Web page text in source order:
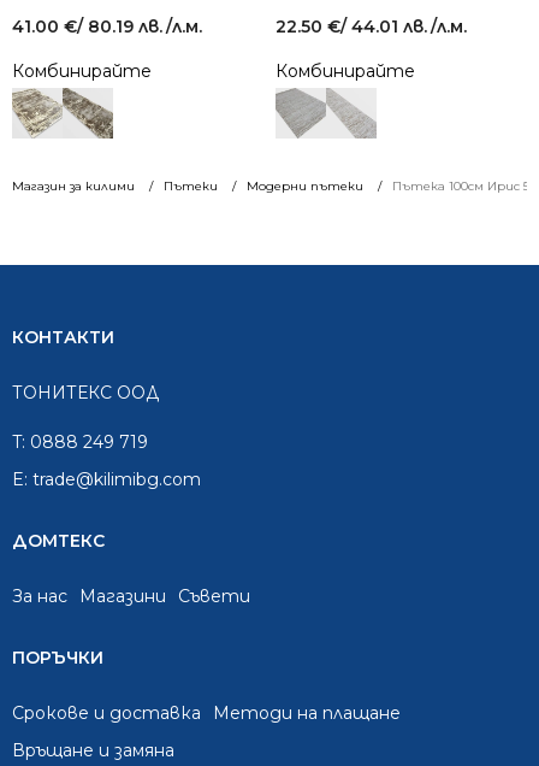
Магазин за килими Пътеки Модерни пътеки Пътека 100см Ирис
41.00 €/ 80.19 лв./л.м.
Комбинирайте
22.50 €/ 44.01 лв./л.м.
Комбинирайте
КОНТАКТИ
ТОНИТЕКС ООД
T: 0888 249 719
E: trade@kilimibg.com
ДОМТЕКС
За нас Mагазини Съвети
ПОРЪЧКИ
Срокове и доставка
Методи на плащане
Връщане и замяна